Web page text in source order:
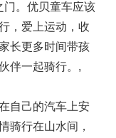
门。优贝童车应该
，爱上运动，收
长更多时间带孩
伴一起骑行。 ,
自己的汽车上安
骑行在山水间，